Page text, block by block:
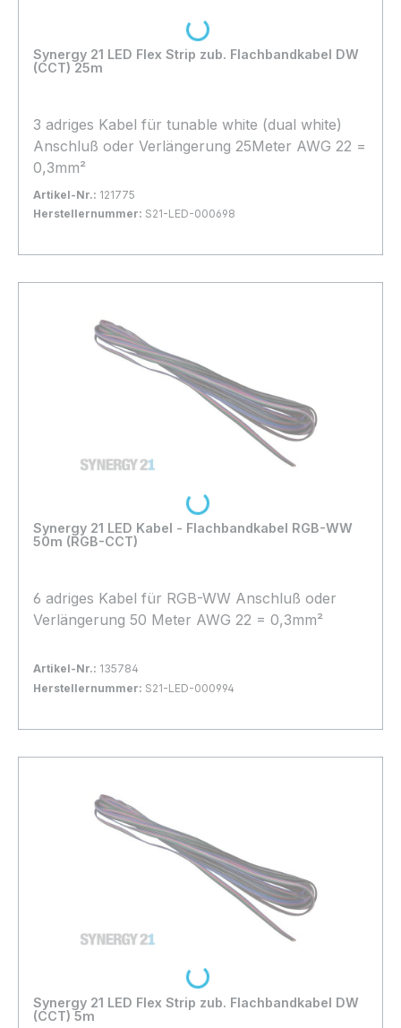
Synergy 21 LED Flex Strip zub. Flachbandkabel DW
(CCT) 25m
3 adriges Kabel für tunable white (dual white)
Anschluß oder Verlängerung 25Meter AWG 22 =
0,3mm²
Artikel-Nr.: 121775
Herstellernummer: S21-LED-000698
In den Warenkorb
Loading...
Synergy 21 LED Kabel - Flachbandkabel RGB-WW
50m (RGB-CCT)
6 adriges Kabel für RGB-WW Anschluß oder
Verlängerung 50 Meter AWG 22 = 0,3mm²
Artikel-Nr.: 135784
Herstellernummer: S21-LED-000994
In den Warenkorb
Loading...
Synergy 21 LED Flex Strip zub. Flachbandkabel DW
(CCT) 5m
Loading...